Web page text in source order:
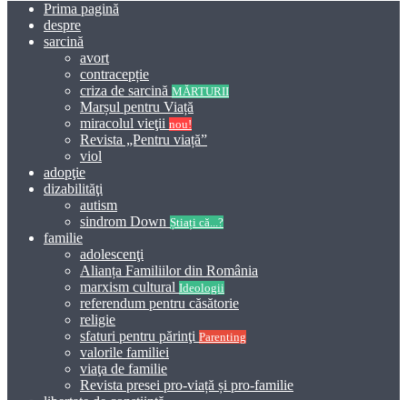
Prima pagină
despre
sarcină
avort
contracepție
criza de sarcină MĂRTURII
Marșul pentru Viață
miracolul vieţii nou!
Revista „Pentru viață”
viol
adopţie
dizabilităţi
autism
sindrom Down Știați că...?
familie
adolescenţi
Alianța Familiilor din România
marxism cultural Ideologii
referendum pentru căsătorie
religie
sfaturi pentru părinţi Parenting
valorile familiei
viaţa de familie
Revista presei pro-viață și pro-familie